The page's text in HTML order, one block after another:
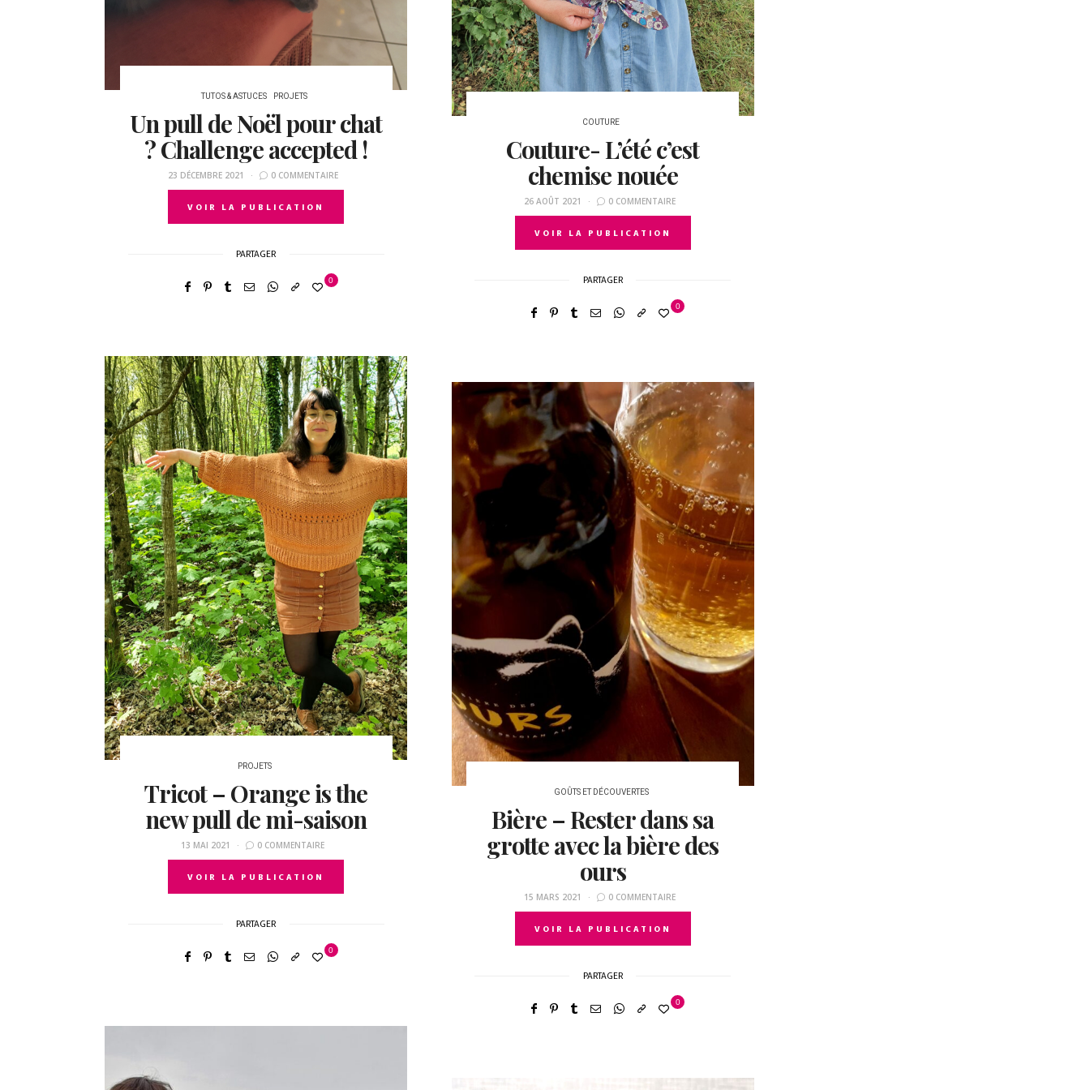
TUTOS & ASTUCES PROJETS
Un pull de Noël pour chat
? Challenge accepted !
23 DÉCEMBRE 2021 0 COMMENTAIRE
VOIR LA PUBLICATION
PARTAGER
0
COUTURE
Couture- L’été c’est
chemise nouée
26 AOÛT 2021 0 COMMENTAIRE
VOIR LA PUBLICATION
PARTAGER
0
PROJETS
Tricot – Orange is the
new pull de mi-saison
13 MAI 2021 0 COMMENTAIRE
VOIR LA PUBLICATION
PARTAGER
0
GOÛTS ET DÉCOUVERTES
Bière – Rester dans sa
grotte avec la bière des
ours
15 MARS 2021 0 COMMENTAIRE
VOIR LA PUBLICATION
PARTAGER
0